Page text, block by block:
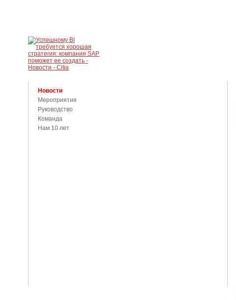
Новости
Мероприятия
Руководство
Команда
Нам 10 лет